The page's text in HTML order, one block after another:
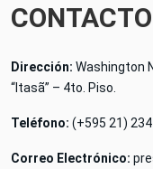
CONTACTO
Dirección: Washington
“Itasã” – 4to. Piso.
Teléfono: (+595 21)
Correo Electrónico: